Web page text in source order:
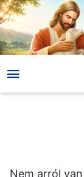
Nem arról